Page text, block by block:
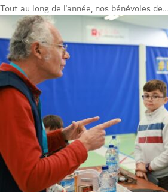
Tout au long de l’année, nos bénévoles de...